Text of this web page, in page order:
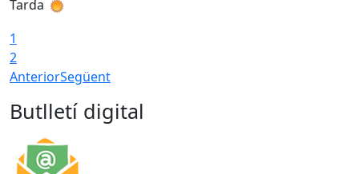
Tarda
1
2
AnteriorSegüent
Butlletí digital